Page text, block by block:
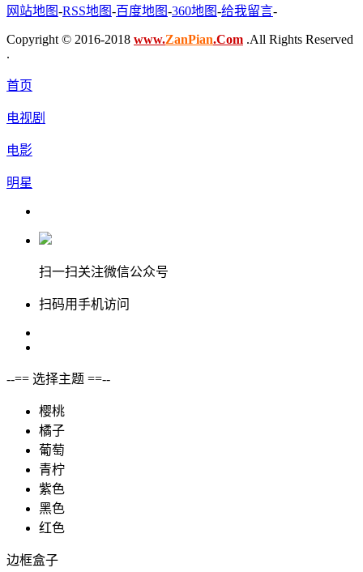
网站地图-RSS地图-百度地图-360地图-给我留言-
Copyright © 2016-2018 www.ZanPian.Com .All Rights Reserved
.
首页
电视剧
电影
明星
扫一扫关注微信公众号
扫码用手机访问
--== 选择主题 ==--
樱桃
橘子
葡萄
青柠
紫色
黑色
红色
边框盒子